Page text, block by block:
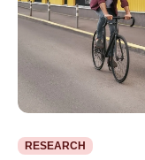
RESEARCH